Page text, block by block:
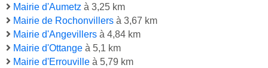
Mairie d'Aumetz à 3,25 km
Mairie de Rochonvillers à 3,67 km
Mairie d'Angevillers à 4,84 km
Mairie d'Ottange à 5,1 km
Mairie d'Errouville à 5,79 km